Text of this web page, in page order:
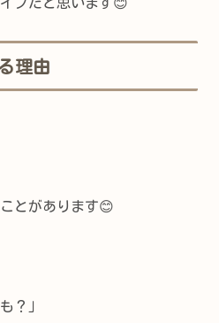
理由
とがあります😊
？」